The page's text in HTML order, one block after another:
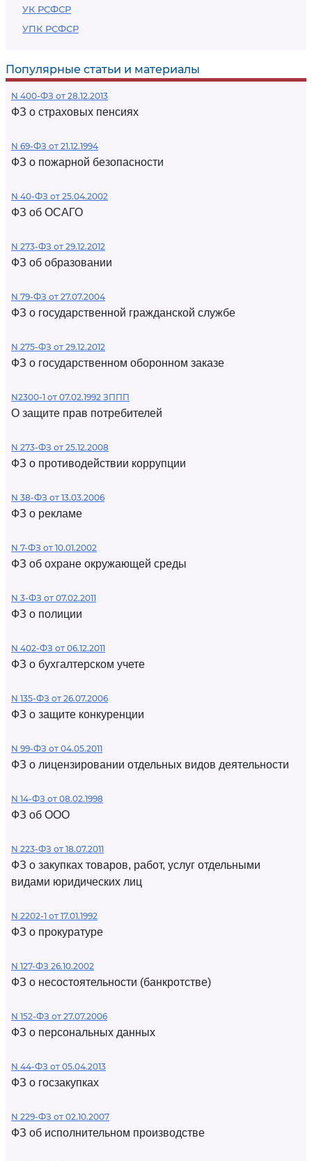
УК РСФСР
УПК РСФСР
Популярные статьи и материалы
N 400-ФЗ от 28.12.2013
ФЗ о страховых пенсиях
N 69-ФЗ от 21.12.1994
ФЗ о пожарной безопасности
N 40-ФЗ от 25.04.2002
ФЗ об ОСАГО
N 273-ФЗ от 29.12.2012
ФЗ об образовании
N 79-ФЗ от 27.07.2004
ФЗ о государственной гражданской службе
N 275-ФЗ от 29.12.2012
ФЗ о государственном оборонном заказе
N2300-1 от 07.02.1992 ЗППП
О защите прав потребителей
N 273-ФЗ от 25.12.2008
ФЗ о противодействии коррупции
N 38-ФЗ от 13.03.2006
ФЗ о рекламе
N 7-ФЗ от 10.01.2002
ФЗ об охране окружающей среды
N 3-ФЗ от 07.02.2011
ФЗ о полиции
N 402-ФЗ от 06.12.2011
ФЗ о бухгалтерском учете
N 135-ФЗ от 26.07.2006
ФЗ о защите конкуренции
N 99-ФЗ от 04.05.2011
ФЗ о лицензировании отдельных видов деятельности
N 14-ФЗ от 08.02.1998
ФЗ об ООО
N 223-ФЗ от 18.07.2011
ФЗ о закупках товаров, работ, услуг отдельными
видами юридических лиц
N 2202-1 от 17.01.1992
ФЗ о прокуратуре
N 127-ФЗ 26.10.2002
ФЗ о несостоятельности (банкротстве)
N 152-ФЗ от 27.07.2006
ФЗ о персональных данных
N 44-ФЗ от 05.04.2013
ФЗ о госзакупках
N 229-ФЗ от 02.10.2007
ФЗ об исполнительном производстве